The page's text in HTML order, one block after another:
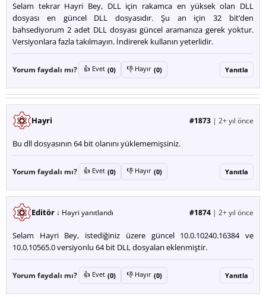
Selam tekrar Hayri Bey, DLL için rakamca en yüksek olan DLL
dosyası en güncel DLL dosyasıdır. Şu an için 32 bit’den
bahsediyorum 2 adet DLL dosyası güncel aramanıza gerek yoktur.
Versiyonlara fazla takılmayın. İndirerek kullanın yeterlidir.
Yorum faydalı mı? 👍 Evet (0) 👎 Hayır (0) Yanıtla
Hayri #1873 | 2+ yıl önce
Bu dll dosyasının 64 bit olanını yüklememişsiniz.
Yorum faydalı mı? 👍 Evet (0) 👎 Hayır (0) Yanıtla
Editör ↓ Hayri yanıtlandı #1874 | 2+ yıl önce
Selam Hayri Bey, istediğiniz üzere güncel 10.0.10240.16384 ve
10.0.10565.0 versiyonlu 64 bit DLL dosyaları eklenmiştir.
Yorum faydalı mı? 👍 Evet (0) 👎 Hayır (0) Yanıtla